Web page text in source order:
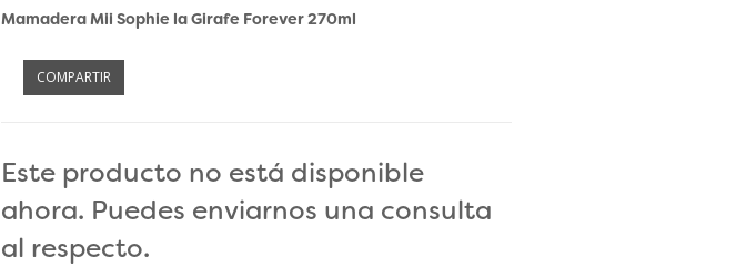
Mamadera Mii Sophie la Girafe Forever 270ml
COMPARTIR
Este producto no está disponible
ahora. Puedes enviarnos una consulta
al respecto.